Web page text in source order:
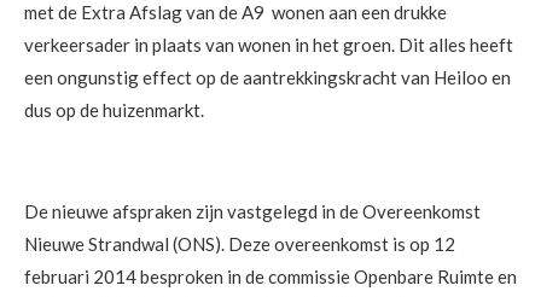
met de Extra Afslag van de A9 wonen aan een drukke
verkeersader in plaats van wonen in het groen. Dit alles heeft
een ongunstig effect op de aantrekkingskracht van Heiloo en
dus op de huizenmarkt.
De nieuwe afspraken zijn vastgelegd in de Overeenkomst
Nieuwe Strandwal (ONS). Deze overeenkomst is op 12
februari 2014 besproken in de commissie Openbare Ruimte en